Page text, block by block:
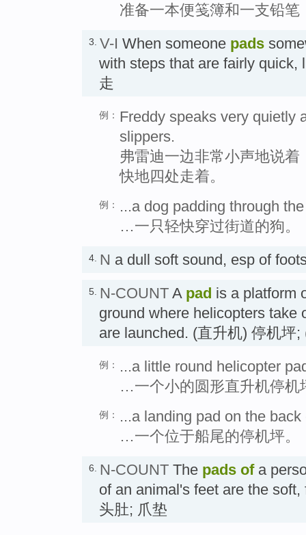
准备一本便笺簿和一支铅
3. V-I When someone pads
with steps that are fairly quick,
走
例： Freddy speaks very quietly
slippers.
弗雷迪一边非常小声地说
快地四处走着。
例：
...a dog padding through
…一只轻快穿过街道的狗。
4. N a dull soft sound, esp of
5. N-COUNT A pad is a platform
ground where helicopters take
are launched. (直升机) 停机坪
例：
...a little round helicopter
…一个小的圆形直升机停机
例：
...a landing pad on the
…一个位于船尾的停机坪。
6. N-COUNT The pads ofa
of an animal's feet are the
头肚; 爪垫